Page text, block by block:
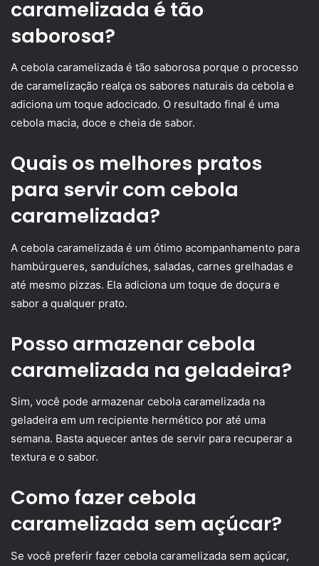
caramelizada é tão
saborosa?
A cebola caramelizada é tão saborosa porque o processo
de caramelização realça os sabores naturais da cebola e
adiciona um toque adocicado. O resultado final é uma
cebola macia, doce e cheia de sabor.
Quais os melhores pratos
para servir com cebola
caramelizada?
A cebola caramelizada é um ótimo acompanhamento para
hambúrgueres, sanduíches, saladas, carnes grelhadas e
até mesmo pizzas. Ela adiciona um toque de doçura e
sabor a qualquer prato.
Posso armazenar cebola
caramelizada na geladeira?
Sim, você pode armazenar cebola caramelizada na
geladeira em um recipiente hermético por até uma
semana. Basta aquecer antes de servir para recuperar a
textura e o sabor.
Como fazer cebola
caramelizada sem açúcar?
Se você preferir fazer cebola caramelizada sem açúcar,